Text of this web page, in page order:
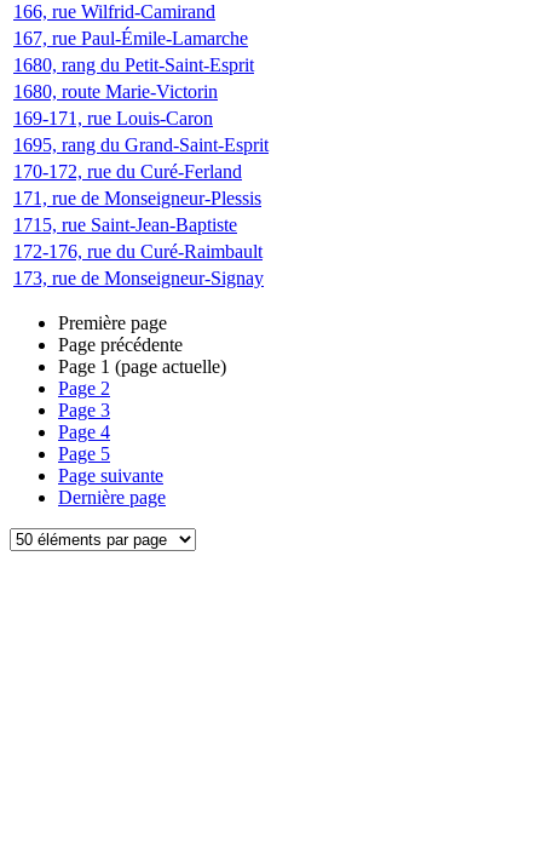
166, rue Wilfrid-Camirand
167, rue Paul-Émile-Lamarche
1680, rang du Petit-Saint-Esprit
1680, route Marie-Victorin
169-171, rue Louis-Caron
1695, rang du Grand-Saint-Esprit
170-172, rue du Curé-Ferland
171, rue de Monseigneur-Plessis
1715, rue Saint-Jean-Baptiste
172-176, rue du Curé-Raimbault
173, rue de Monseigneur-Signay
Première page
Page précédente
Page 1 (page actuelle)
Page 2
Page 3
Page 4
Page 5
Page suivante
Dernière page